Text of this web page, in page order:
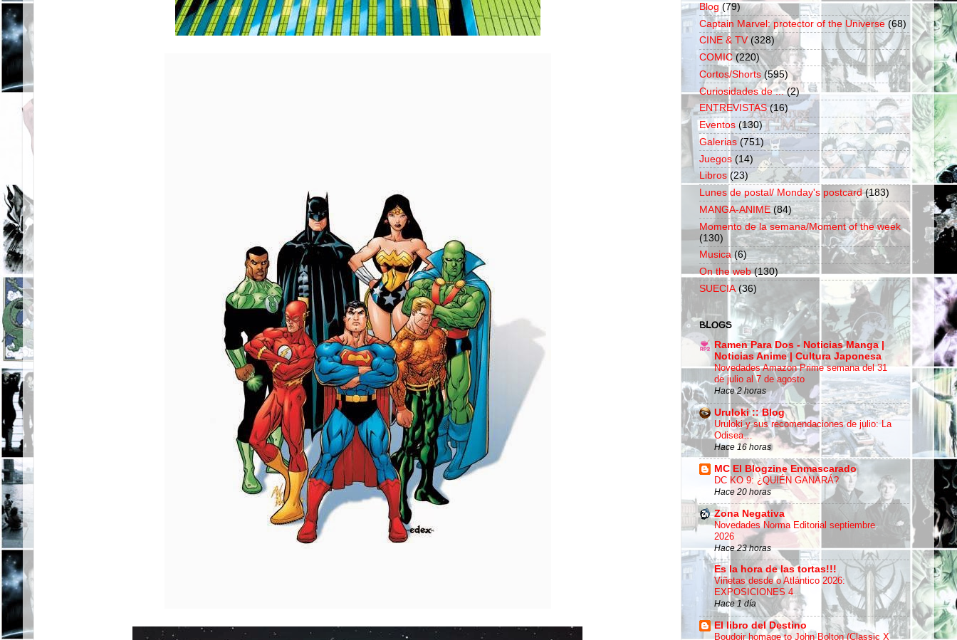
Blog (79)
Captain Marvel: protector of the Universe (68)
CINE & TV (328)
COMIC (220)
Cortos/Shorts (595)
Curiosidades de ... (2)
ENTREVISTAS (16)
Eventos (130)
Galerias (751)
Juegos (14)
Libros (23)
Lunes de postal/ Monday's postcard (183)
MANGA-ANIME (84)
Momento de la semana/Moment of the week
(130)
Musica (6)
On the web (130)
SUECIA (36)
BLOGS
Ramen Para Dos - Noticias Manga |
Noticias Anime | Cultura Japonesa
Novedades Amazon Prime semana del 31
de julio al 7 de agosto
Hace 2 horas
Uruloki :: Blog
Uruloki y sus recomendaciones de julio: La
Odisea…
Hace 16 horas
MC El Blogzine Enmascarado
DC KO 9: ¿QUIÉN GANARÁ?
Hace 20 horas
Zona Negativa
Novedades Norma Editorial septiembre
2026
Hace 23 horas
Es la hora de las tortas!!!
Viñetas desde o Atlántico 2026:
EXPOSICIONES 4
Hace 1 día
El libro del Destino
Boudoir homage to John Bolton (Classic X